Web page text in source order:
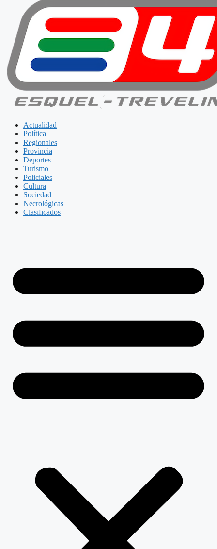
Actualidad
Política
Regionales
Provincia
Deportes
Turismo
Policiales
Cultura
Sociedad
Necrológicas
Clasificados